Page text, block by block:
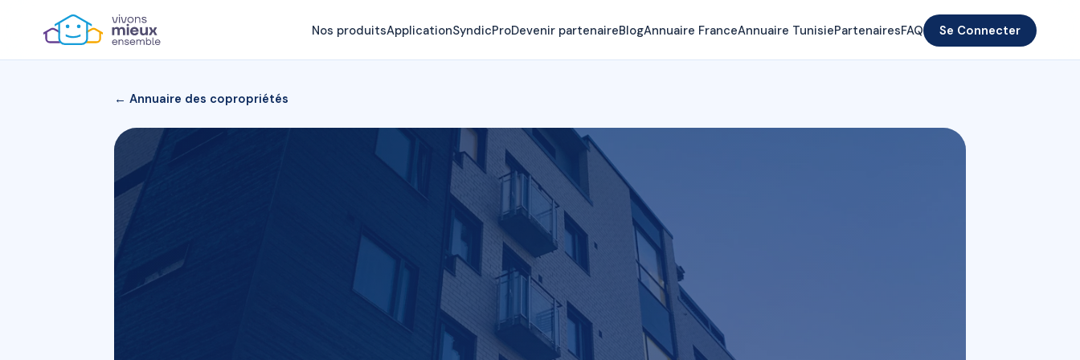
Nos produitsApplicationSyndicProDevenir partenaireBlogAnnuaire FranceAnnuaire TunisiePartenairesFAQ Se Connecter
← Annuaire des copropriétés